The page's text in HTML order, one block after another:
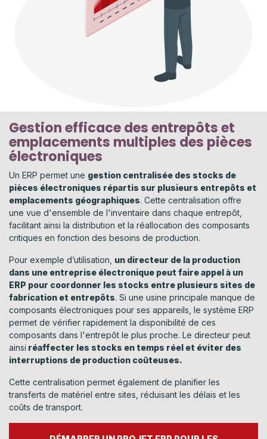
Gestion efficace des entrepôts et
emplacements multiples des pièces
électroniques
Un ERP permet une gestion centralisée des stocks de
pièces électroniques répartis sur plusieurs entrepôts et
emplacements géographiques. Cette centralisation offre
une vue d'ensemble de l'inventaire dans chaque entrepôt,
facilitant ainsi la distribution et la réallocation des composants
critiques en fonction des besoins de production.
Pour exemple d’utilisation, un directeur de la production
dans une entreprise électronique peut faire appel à un
ERP pour coordonner les stocks entre plusieurs sites de
fabrication et entrepôts. Si une usine principale manque de
composants électroniques pour ses appareils, le système ERP
permet de vérifier rapidement la disponibilité de ces
composants dans l'entrepôt le plus proche. Le directeur peut
ainsi réaffecter les stocks en temps réel et éviter des
interruptions de production coûteuses.
Cette centralisation permet également de planifier les
transferts de matériel entre sites, réduisant les délais et les
coûts de transport.